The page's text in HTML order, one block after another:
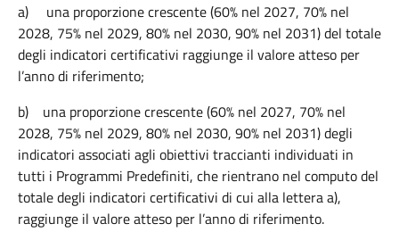
a) una proporzione crescente (60% nel 2027, 70% nel
2028, 75% nel 2029, 80% nel 2030, 90% nel 2031) del totale
degli indicatori certificativi raggiunge il valore atteso per
l’anno di riferimento;
b) una proporzione crescente (60% nel 2027, 70% nel
2028, 75% nel 2029, 80% nel 2030, 90% nel 2031) degli
indicatori associati agli obiettivi traccianti individuati in
tutti i Programmi Predefiniti, che rientrano nel computo del
totale degli indicatori certificativi di cui alla lettera a),
raggiunge il valore atteso per l’anno di riferimento.